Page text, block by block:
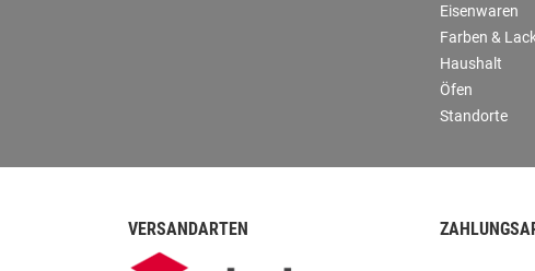
Eisenwaren
Farben &
Haushalt
Öfen
Standorte
VERSANDARTEN